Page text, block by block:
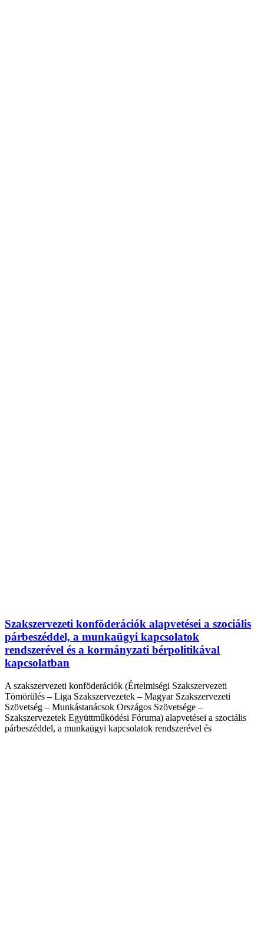
Szakszervezeti konföderációk alapvetései a szociális
párbeszéddel, a munkaügyi kapcsolatok
rendszerével és a kormányzati bérpolitikával
kapcsolatban
A szakszervezeti konföderációk (Értelmiségi Szakszervezeti
Tömörülés – Liga Szakszervezetek – Magyar Szakszervezeti
Szövetség – Munkástanácsok Országos Szövetsége –
Szakszervezetek Együttműködési Fóruma) alapvetései a szociális
párbeszéddel, a munkaügyi kapcsolatok rendszerével és